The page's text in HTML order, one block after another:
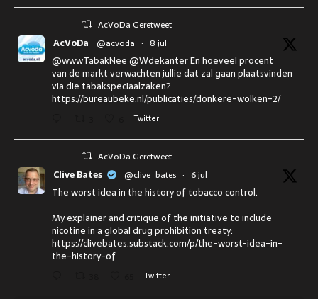
AcVoDa Geretweet
AcVoDa @acvoda · 8 jul
@wwwTabakNee @Wdekanter En hoeveel procent
van de markt verwachten jullie dat zal gaan plaatsvinden
via die tabakspeciaalzaken?
https://bureaubeke.nl/publicaties/donkere-wolken-2/
Twitter
AcVoDa Geretweet
Clive Bates @clive_bates · 6 jul
The worst idea in the history of tobacco control.
My explainer and critique of the initiative to include
nicotine in a global drug prohibition treaty:
https://clivebates.substack.com/p/the-worst-idea-in-
the-history-of
Twitter